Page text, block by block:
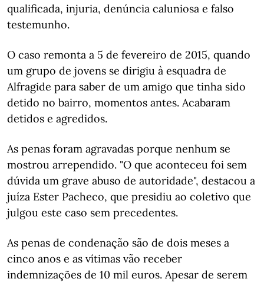
qualificada, injuria, denúncia caluniosa e falso
testemunho.
O caso remonta a 5 de fevereiro de 2015, quando
um grupo de jovens se dirigiu à esquadra de
Alfragide para saber de um amigo que tinha sido
detido no bairro, momentos antes. Acabaram
detidos e agredidos.
As penas foram agravadas porque nenhum se
mostrou arrependido. "O que aconteceu foi sem
dúvida um grave abuso de autoridade", destacou a
juíza Ester Pacheco, que presidiu ao coletivo que
julgou este caso sem precedentes.
As penas de condenação são de dois meses a
cinco anos e as vítimas vão receber
indemnizações de 10 mil euros. Apesar de serem